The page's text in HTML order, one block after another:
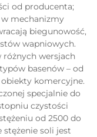
od producenta;
mechanizmy
biegunowość,
wapniowych.
różnych wersjach
basenów – od
komercyjne.
specjalnie do
czystości
od 2500 do
stężenie soli jest